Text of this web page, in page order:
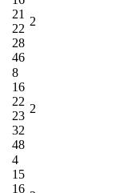
21
22
28
46
2
8
16
22
23
32
48
2
4
15
16